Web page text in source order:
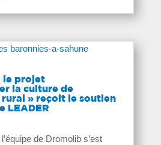
le projet
la culture de
» reçoit le soutien
LEADER
de Dromolib s’est